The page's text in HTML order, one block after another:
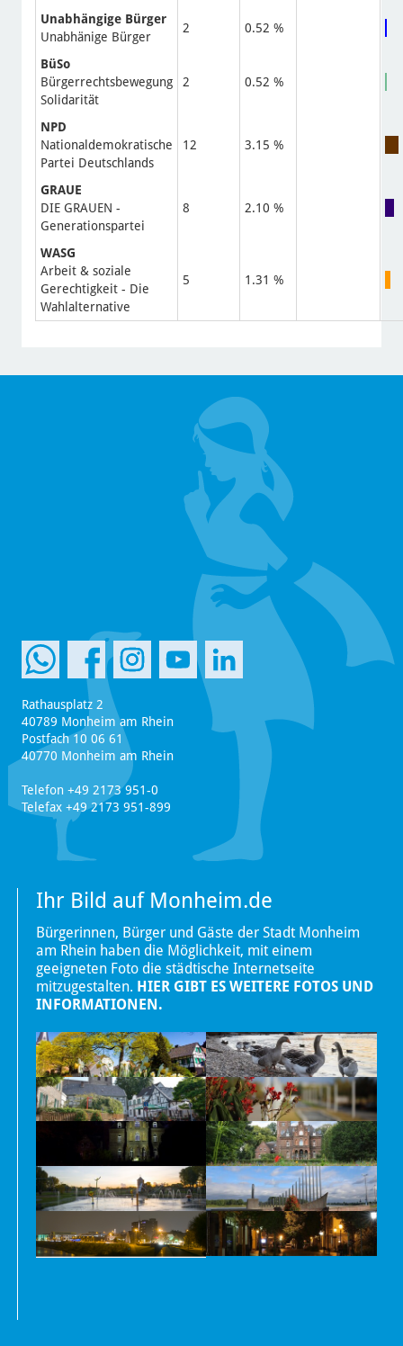
Unabhängige Bürger
Unabhänige Bürger
2 0.52 %
BüSo
Bürgerrechtsbewegung
Solidarität
2 0.52 %
NPD
Nationaldemokratische
Partei Deutschlands
12 3.15 %
GRAUE
DIE GRAUEN -
Generationspartei
8 2.10 %
WASG
Arbeit & soziale
Gerechtigkeit - Die
Wahlalternative
5 1.31 %
Rathausplatz 2
40789 Monheim am Rhein
Postfach 10 06 61
40770 Monheim am Rhein
Telefon +49 2173 951-0
Telefax +49 2173 951-899
Ihr Bild auf Monheim.de
Bürgerinnen, Bürger und Gäste der Stadt Monheim
am Rhein haben die Möglichkeit, mit einem
geeigneten Foto die städtische Internetseite
mitzugestalten. HIER GIBT ES WEITERE FOTOS UND
INFORMATIONEN.